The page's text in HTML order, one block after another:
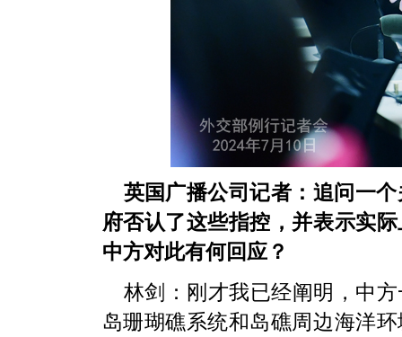
英国广播公司记者：追问一
府否认了这些指控，并表示实
中方对此有何回应？
林剑：刚才我已经阐明，中
岛珊瑚礁系统和岛礁周边海洋